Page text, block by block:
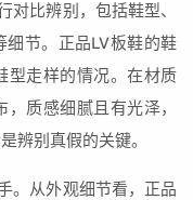
对比辨别，包括鞋型、
节。正品LV板鞋的鞋
型走样的情况。在材质
质感细腻且有光泽，
辨别真假的关键。
。从外观细节看，正品